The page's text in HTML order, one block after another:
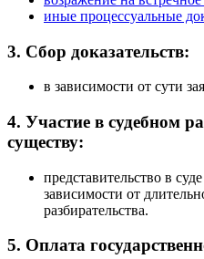
иные процессуальные
3. Сбор доказательств:
в зависимости от сути
4. Участие в судебном
существу:
представительство в
зависимости от
разбирательства.
5. Оплата